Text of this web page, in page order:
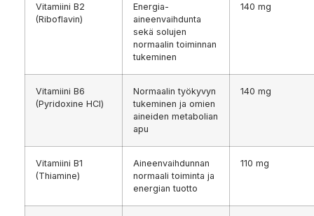
Vitamiini B2
(Riboflavin)
Energia-
aineenvaihdunta
sekä solujen
normaalin toiminnan
tukeminen
140 mg
Vitamiini B6
(Pyridoxine HCl)
Normaalin työkyvyn
tukeminen ja omien
aineiden metabolian
apu
140 mg
Vitamiini B1
(Thiamine)
Aineenvaihdunnan
normaali toiminta ja
energian tuotto
110 mg